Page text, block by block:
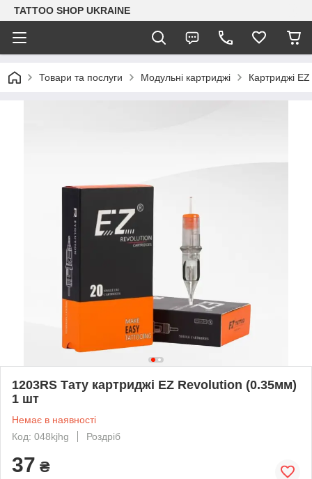
TATTOO SHOP UKRAINE
Товари та послуги Модульні картриджі Картриджі EZ
1203RS Тату картриджі EZ Revolution (0.35мм)
1 шт
Немає в наявності
Код: 048kjhg
Роздріб
37 ₴